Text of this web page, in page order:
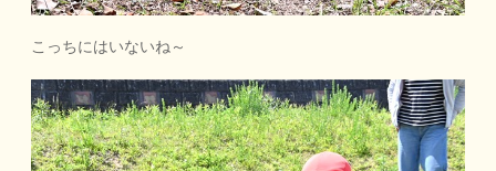
こっちにはいないね～